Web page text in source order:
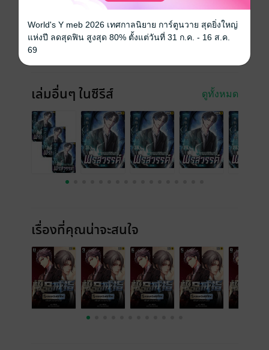
ความยาว 743 หน้า (≈ 96,173 คำ)
เล่มอื่นๆ ในซีรีส์ ดูทั้งหมด
เรื่องที่คุณน่าจะสนใจ
World's Y meb 2026 เทศกาลนิยาย การ์ตูนวาย สุดยิ่งใหญ่
แห่งปี ลดสุดฟิน สูงสุด 80% ตั้งแต่วันที่ 31 ก.ค. - 16 ส.ค.
69